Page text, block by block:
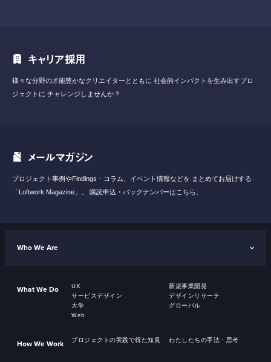
キャリア採用
様々な分野の才能豊かなクリエイターとともに 社会的インパクトを生み出すプロ
ジェクトに チャレンジしませんか？
メールマガジン
プロジェクト事例やFindings・コラム、イベント情報などを まとめてお届けする
「Loftwork Magazine」。
購読申込・バックナンバーはこちら。
Who We Are
What We Do UX
新規事業開発
サービスデザイン
デザインリサーチ
大学
グローバル
Web
How We Work プロジェクトの実践で得た知見 わたしたちの手法・思考